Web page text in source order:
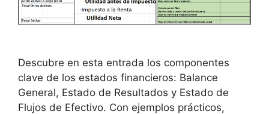
Descubre en esta entrada los componentes
clave de los estados financieros: Balance
General, Estado de Resultados y Estado de
Flujos de Efectivo. Con ejemplos prácticos,